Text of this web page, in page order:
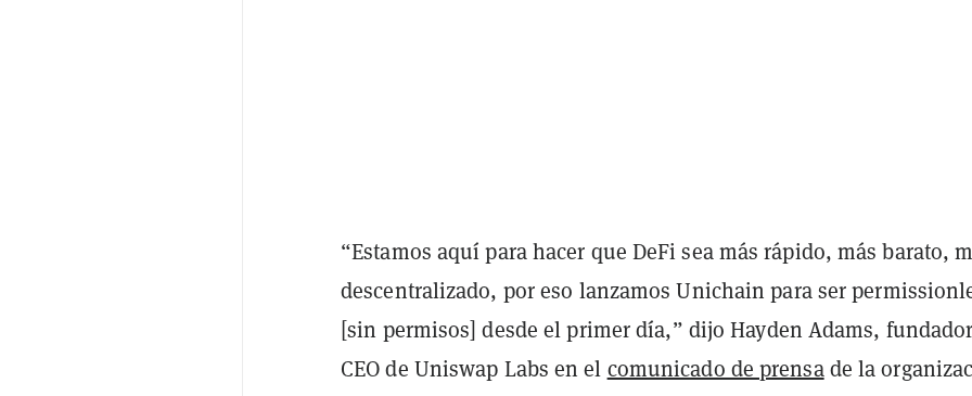
“Estamos aquí para hacer que DeFi sea más rápido, más barato,
descentralizado, por eso lanzamos Unichain para ser
[sin permisos] desde el primer día,” dijo Hayden Adams,
CEO de Uniswap Labs en el comunicado de prensade la